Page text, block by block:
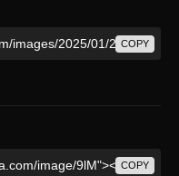
COPY
COPY